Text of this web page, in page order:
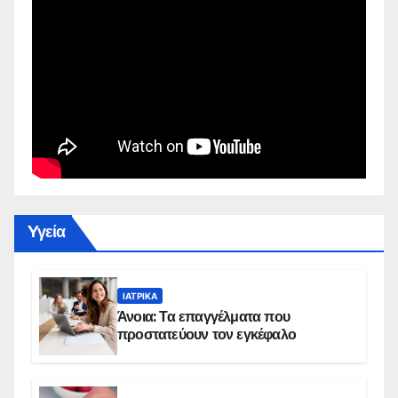
Yγεία
ΙΑΤΡΙΚΆ
Άνοια: Τα επαγγέλματα που
προστατεύουν τον εγκέφαλο